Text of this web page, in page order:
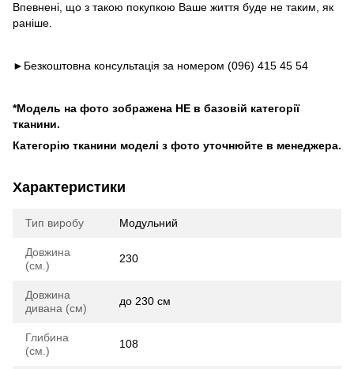
Впевнені, що з такою покупкою Ваше життя буде не таким, як
раніше.
►Безкоштовна консультація за номером (096) 415 45 54
*Модель на фото зображена НЕ в базовій категорії
тканини.
Категорію тканини моделі з фото уточнюйте в менеджера.
Характеристики
Тип виробу Модульний
Довжина
(см.)
230
Довжина
дивана (см)
до 230 см
Глибина
(см.)
108